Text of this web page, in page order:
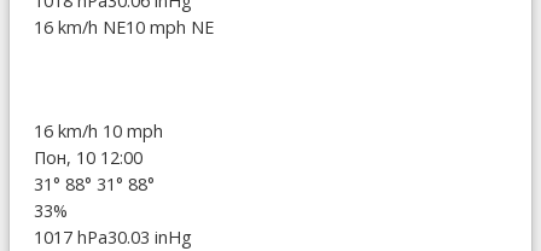
16 km/h NE10 mph NE
16 km/h 10 mph
Пон, 10 12:00
31° 88° 31° 88°
33%
1017 hPa30.03 inHg